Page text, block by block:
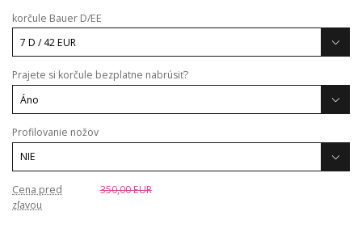
korčule Bauer D/EE
Prajete si korčule bezplatne nabrúsiť?
Profilovanie nožov
Cena pred
zľavou
350,00 EUR